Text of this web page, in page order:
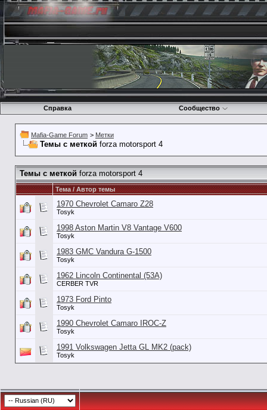
Справка Сообщество
Mafia-Game Forum > Метки
Темы с меткой forza motorsport 4
Темы с меткой forza motorsport 4
Тема / Автор темы
1970 Chevrolet Camaro Z28
Tosyk
1998 Aston Martin V8 Vantage V600
Tosyk
1983 GMC Vandura G-1500
Tosyk
1962 Lincoln Continental (53А)
CERBER TVR
1973 Ford Pinto
Tosyk
1990 Chevrolet Camaro IROC-Z
Tosyk
1991 Volkswagen Jetta GL MK2 (pack)
Tosyk